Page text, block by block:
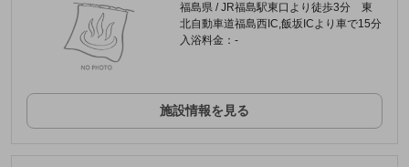
福島県 / JR福島駅東口より徒歩3分 東
北自動車道福島西IC,飯坂ICより車で15分
入浴料金：-
施設情報を見る